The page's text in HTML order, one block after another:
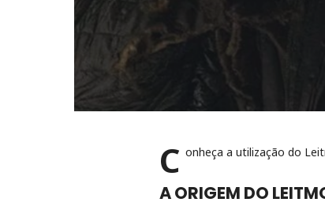
C onheça a utilização do
A ORIGEM DO